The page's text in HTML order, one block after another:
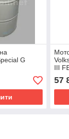
G
III
57